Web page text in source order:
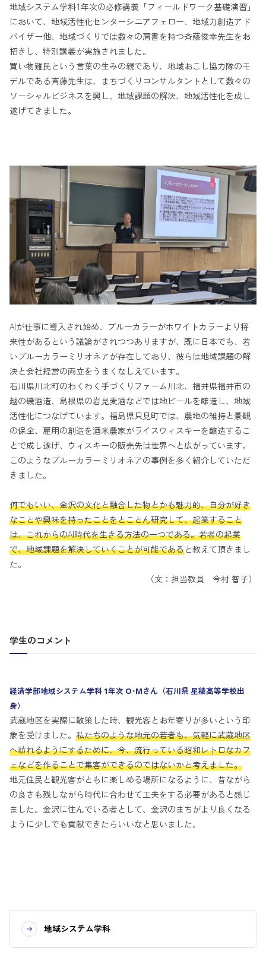
地域システム学科1年次の必修講義「フィールドワーク基礎演習」
において、地域活性化センターシニアフェロー、地域力創造アド
バイザー他、地域づくりでは数々の肩書を持つ斉藤俊幸先生をお
招きし、特別講義が実施されました。
買い物難民という言葉の生みの親であり、地域おこし協力隊のモ
デルである斉藤先生は、まちづくりコンサルタントとして数々の
ソーシャルビジネスを興し、地域課題の解決、地域活性化を成し
遂げてきました。
AIが仕事に導入され始め、ブルーカラーがホワイトカラーより将
来性があるという議論がされつつありますが、既に日本でも、若
いブルーカラーミリオネアが存在しており、彼らは地域課題の解
決と会社経営の両立をうまくなしえています。
石川県川北町のわくわく手づくりファーム川北、福井県福井市の
越の磯酒造、島根県の岩見麦酒などでは地ビールを醸造し、地域
活性化につなげています。福島県只見町では、農地の維持と景観
の保全、雇用の創造を酒米農家がライスウィスキーを醸造するこ
とで成し遂げ、ウィスキーの販売先は世界へと広がっています。
このようなブルーカラーミリオネアの事例を多く紹介していただ
きました。
何でもいい、金沢の文化と融合した物とかも魅力的、自分が好き
なことや興味を持ったことをとことん研究して、起業すること
は、これからのAI時代を生きる方法の一つである。若者の起業
で、地域課題を解決していくことが可能であると教えて頂きまし
た。
（文：担当教員 今村 智子）
学生のコメント
経済学部地域システム学科 1年次 O･Mさん（石川県 星稜高等学校出
身）
武蔵地区を実際に散策した時、観光客とお年寄りが多いという印
象を受けました。 私たちのような地元の若者も、気軽に武蔵地区
へ訪れるようにするために、今、流行っている昭和レトロなカフ
ェなどを作ることで集客ができるのではないかと考えました。
地元住民と観光客がともに楽しめる場所になるように、昔ながら
の良さも残しながら時代に合わせて工夫をする必要があると感じ
ました。金沢に住んでいる者として、金沢のまちがより良くなる
ように少しでも貢献できたらいいなと思いました。
地域システム学科